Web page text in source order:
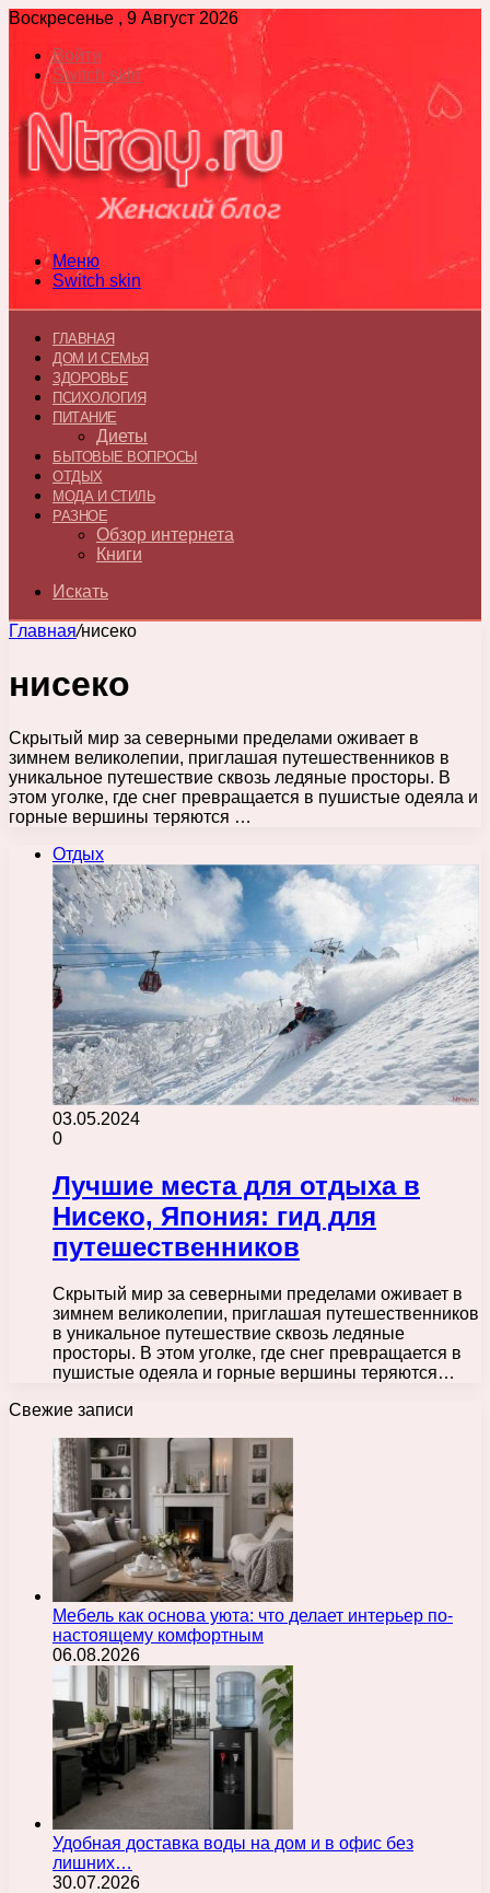
Воскресенье , 9 Август 2026
Войти
Switch skin
Меню
Switch skin
ГЛАВНАЯ
ДОМ И СЕМЬЯ
ЗДОРОВЬЕ
ПСИХОЛОГИЯ
ПИТАНИЕ
Диеты
БЫТОВЫЕ ВОПРОСЫ
ОТДЫХ
МОДА И СТИЛЬ
РАЗНОЕ
Обзор интернета
Книги
Искать
Главная/нисеко
нисеко
Скрытый мир за северными пределами оживает в
зимнем великолепии, приглашая путешественников в
уникальное путешествие сквозь ледяные просторы. В
этом уголке, где снег превращается в пушистые одеяла и
горные вершины теряются …
Отдых
03.05.2024
0
Лучшие места для отдыха в
Нисеко, Япония: гид для
путешественников
Скрытый мир за северными пределами оживает в
зимнем великолепии, приглашая путешественников
в уникальное путешествие сквозь ледяные
просторы. В этом уголке, где снег превращается в
пушистые одеяла и горные вершины теряются…
Свежие записи
Мебель как основа уюта: что делает интерьер по-
настоящему комфортным
06.08.2026
Удобная доставка воды на дом и в офис без
лишних…
30.07.2026